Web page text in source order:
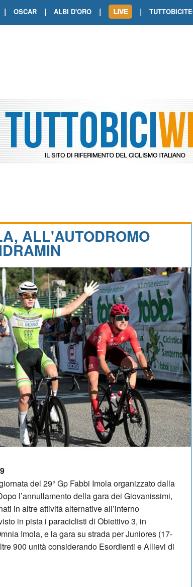
| OSCAR | ALBI D'ORO |
TOUR DE FRANCE.
TOUR DE FRANCE. A
|
ALL'AUTODROMO
del 29° Gp Fabbi Imola organizzato dalla
l’annullamento della gara dei Giovanissimi,
in altre attività alternative all’interno
in pista i paraciclisti di Obiettivo 3, in
Imola, e la gara su strada per Juniores (17-
900 unità considerando Esordienti e Allievi di
#334 CHARLY WEGELIUS, MAURO